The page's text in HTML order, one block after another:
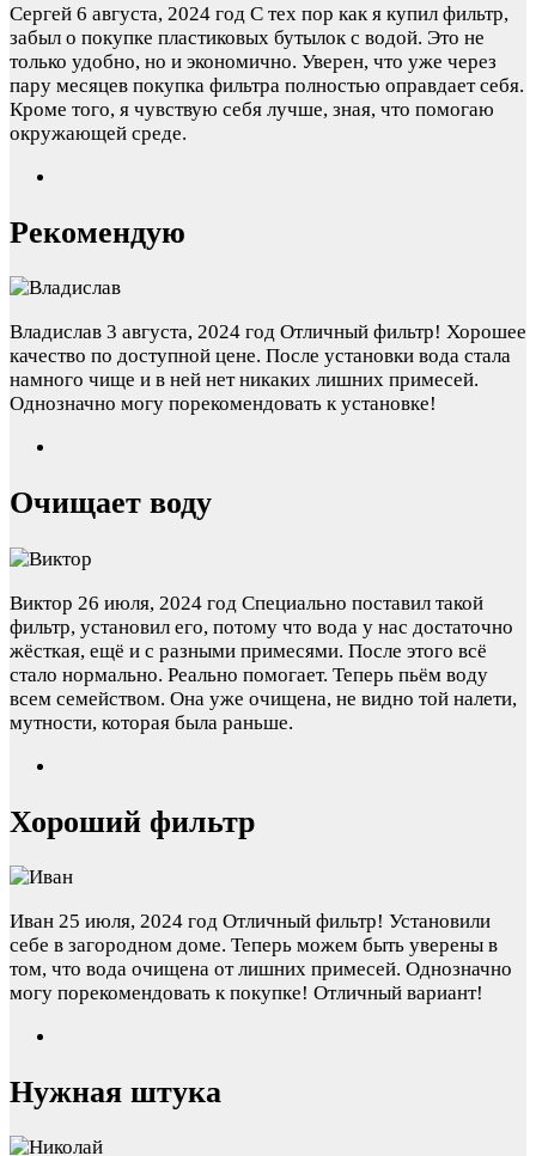
Сергей 6 августа, 2024 год С тех пор как я купил фильтр,
забыл о покупке пластиковых бутылок с водой. Это не
только удобно, но и экономично. Уверен, что уже через
пару месяцев покупка фильтра полностью оправдает себя.
Кроме того, я чувствую себя лучше, зная, что помогаю
окружающей среде.
Рекомендую
Владислав 3 августа, 2024 год Отличный фильтр! Хорошее
качество по доступной цене. После установки вода стала
намного чище и в ней нет никаких лишних примесей.
Однозначно могу порекомендовать к установке!
Очищает воду
Виктор 26 июля, 2024 год Специально поставил такой
фильтр, установил его, потому что вода у нас достаточно
жёсткая, ещё и с разными примесями. После этого всё
стало нормально. Реально помогает. Теперь пьём воду
всем семейством. Она уже очищена, не видно той налети,
мутности, которая была раньше.
Хороший фильтр
Иван 25 июля, 2024 год Отличный фильтр! Установили
себе в загородном доме. Теперь можем быть уверены в
том, что вода очищена от лишних примесей. Однозначно
могу порекомендовать к покупке! Отличный вариант!
Нужная штука